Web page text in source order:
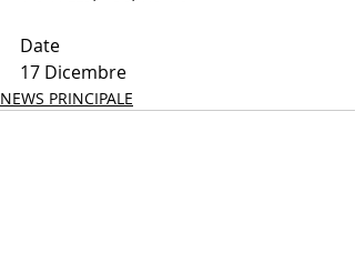
Date
17 Dicembre
NEWS PRINCIPALE